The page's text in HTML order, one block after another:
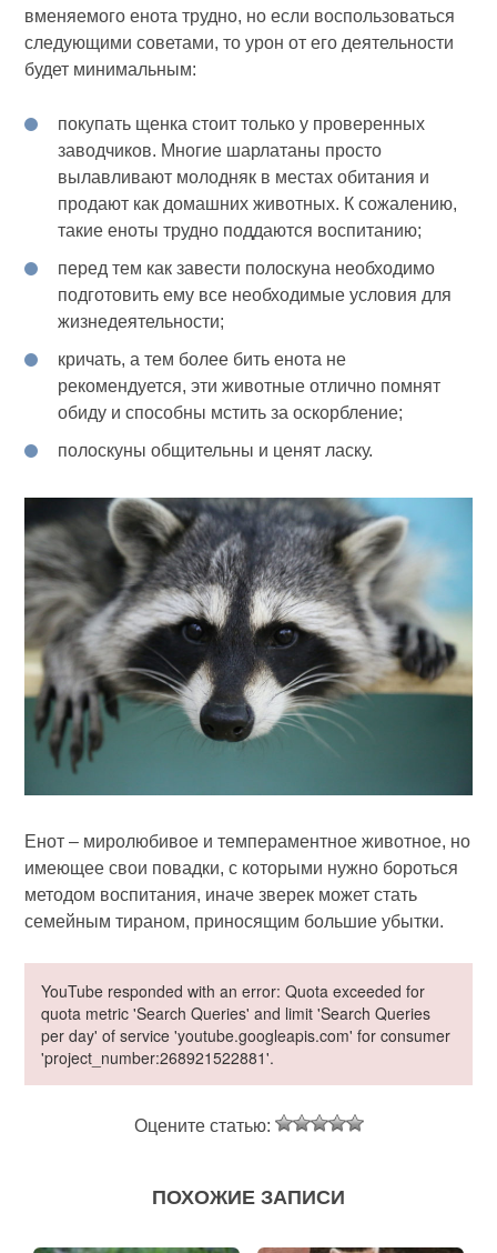
вменяемого енота трудно, но если воспользоваться
следующими советами, то урон от его деятельности
будет минимальным:
покупать щенка стоит только у проверенных
заводчиков. Многие шарлатаны просто
вылавливают молодняк в местах обитания и
продают как домашних животных. К сожалению,
такие еноты трудно поддаются воспитанию;
перед тем как завести полоскуна необходимо
подготовить ему все необходимые условия для
жизнедеятельности;
кричать, а тем более бить енота не
рекомендуется, эти животные отлично помнят
обиду и способны мстить за оскорбление;
полоскуны общительны и ценят ласку.
Енот – миролюбивое и темпераментное животное, но
имеющее свои повадки, с которыми нужно бороться
методом воспитания, иначе зверек может стать
семейным тираном, приносящим большие убытки.
YouTube responded with an error: Quota exceeded for
quota metric 'Search Queries' and limit 'Search Queries
per day' of service 'youtube.googleapis.com' for consumer
'project_number:268921522881'.
Оцените статью:
ПОХОЖИЕ ЗАПИСИ